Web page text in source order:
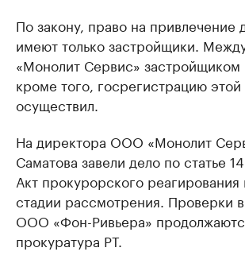
По закону, право на привлечение
имеют только застройщики.
«Монолит Сервис» застройщиком
кроме того, госрегистрацию
осуществил.
На директора ООО «Монолит
Саматова завели дело по статье
Акт прокурорского реагирования
стадии рассмотрения. Проверки
ООО «Фон-Ривьера»
прокуратура РТ.